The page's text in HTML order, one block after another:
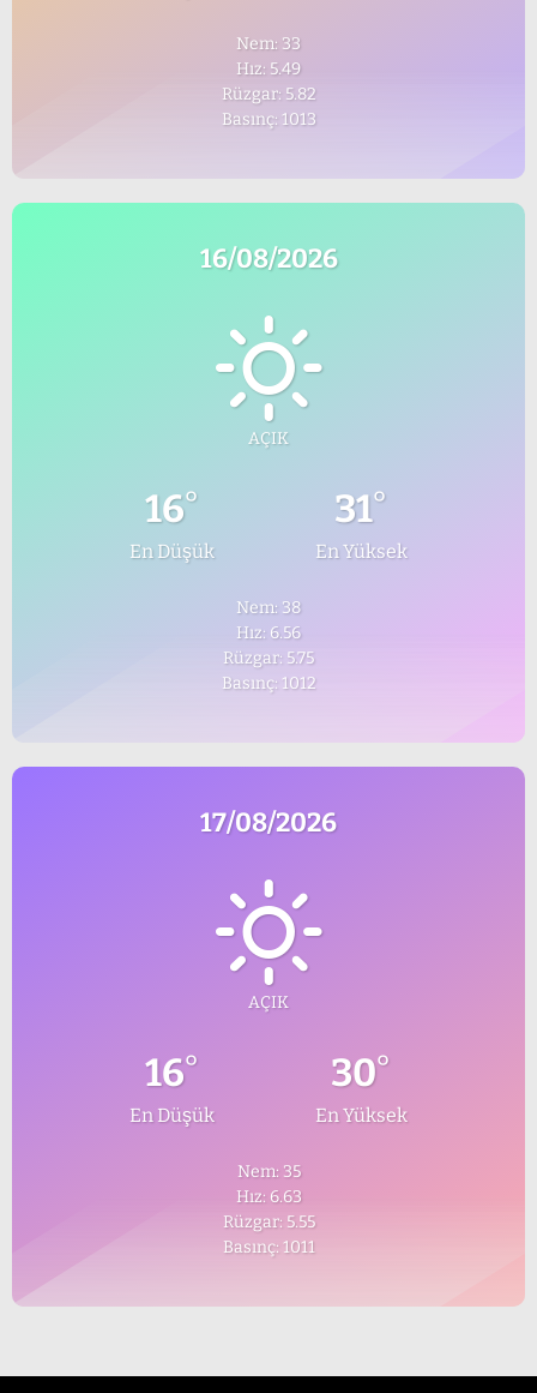
Nem: 33
Hız: 5.49
Rüzgar: 5.82
Basınç: 1013
16/08/2026
AÇIK
16°
En Düşük
31°
En Yüksek
Nem: 38
Hız: 6.56
Rüzgar: 5.75
Basınç: 1012
17/08/2026
AÇIK
16°
En Düşük
30°
En Yüksek
Nem: 35
Hız: 6.63
Rüzgar: 5.55
Basınç: 1011